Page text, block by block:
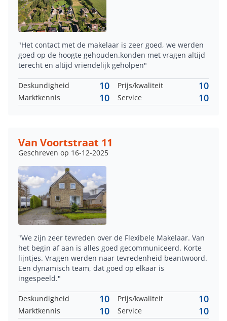
"Het contact met de makelaar is zeer goed, we werden
goed op de hoogte gehouden.konden met vragen altijd
terecht en altijd vriendelijk geholpen"
Deskundigheid 10 Prijs/kwaliteit 10
Marktkennis 10 Service 10
Van Voortstraat 11
Geschreven op 16-12-2025
"We zijn zeer tevreden over de Flexibele Makelaar. Van
het begin af aan is alles goed gecommuniceerd. Korte
lijntjes. Vragen werden naar tevredenheid beantwoord.
Een dynamisch team, dat goed op elkaar is
ingespeeld."
Deskundigheid 10 Prijs/kwaliteit 10
Marktkennis 10 Service 10